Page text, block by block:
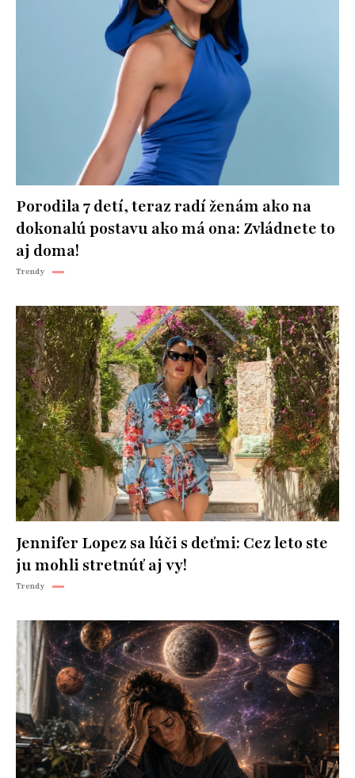
Porodila 7 detí, teraz radí ženám ako na
dokonalú postavu ako má ona: Zvládnete to
aj doma!
Trendy
Jennifer Lopez sa lúči s deťmi: Cez leto ste
ju mohli stretnúť aj vy!
Trendy